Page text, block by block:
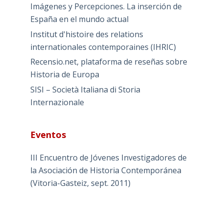
Imágenes y Percepciones. La inserción de
España en el mundo actual
Institut d'histoire des relations
internationales contemporaines (IHRIC)
Recensio.net, plataforma de reseñas sobre
Historia de Europa
SISI – Società Italiana di Storia
Internazionale
Eventos
III Encuentro de Jóvenes Investigadores de
la Asociación de Historia Contemporánea
(Vitoria-Gasteiz, sept. 2011)